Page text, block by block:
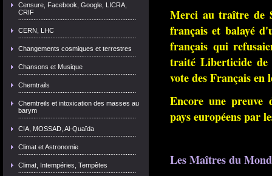
Censure, Facebook, Google, LICRA,
CRIF
CERN, LHC
Changements cosmiques et terrestres
Chansons et Musique
Chemtrails
Chemtreils et intoxication des masses au
barym
CIA, MOSSAD, Al-Quaïda
Climat et Astronomie
Climat, Intempéries, Tempêtes
Merci au traître de
français et balayé
français qui
traité Liberticide de
vote des Français
Encore une preuve
pays européens par
Les Maîtres du